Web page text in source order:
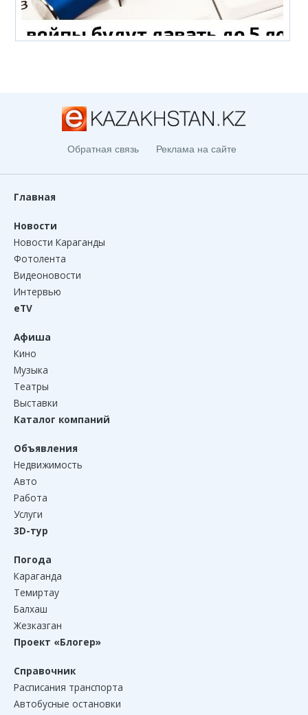
Обратная связь Реклама на сайте
Главная
Новости
Новости Караганды
Фотолента
Видеоновости
Интервью
eTV
Афиша
Кино
Музыка
Театры
Выставки
Каталог компаний
Объявления
Недвижимость
Авто
Работа
Услуги
3D-тур
Погода
Караганда
Темиртау
Балхаш
Жезказган
Проект «Блогер»
Справочник
Расписания транспорта
Автобусные остановки